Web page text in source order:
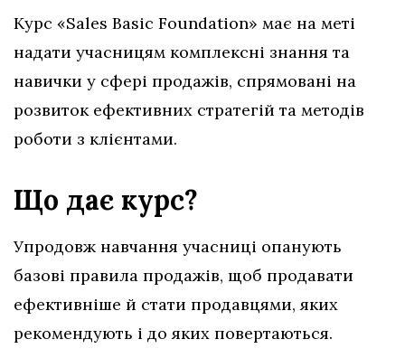
Курс «Sales Basic Foundation» має на меті
надати учасницям комплексні знання та
навички у сфері продажів, спрямовані на
розвиток ефективних стратегій та методів
роботи з клієнтами.
Що дає курс?
Упродовж навчання учасниці опанують
базові правила продажів, щоб продавати
ефективніше й стати продавцями, яких
рекомендують і до яких повертаються.